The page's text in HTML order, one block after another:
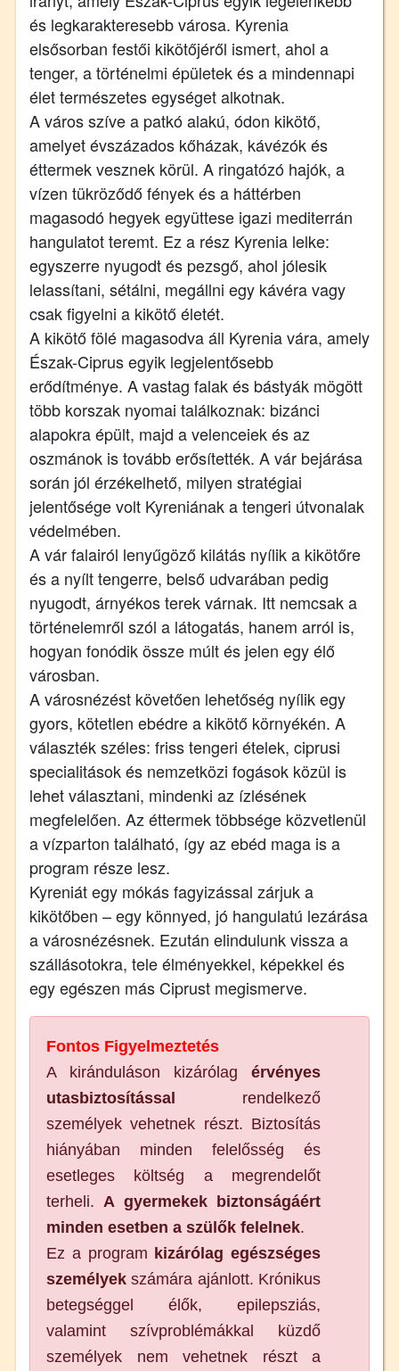
és legkarakteresebb városa. Kyrenia
elsősorban festői kikötőjéről ismert, ahol a
tenger, a történelmi épületek és a mindennapi
élet természetes egységet alkotnak.
A város szíve a patkó alakú, ódon kikötő,
amelyet évszázados kőházak, kávézók és
éttermek vesznek körül. A ringatózó hajók, a
vízen tükröződő fények és a háttérben
magasodó hegyek együttese igazi mediterrán
hangulatot teremt. Ez a rész Kyrenia lelke:
egyszerre nyugodt és pezsgő, ahol jólesik
lelassítani, sétálni, megállni egy kávéra vagy
csak figyelni a kikötő életét.
A kikötő fölé magasodva áll Kyrenia vára, amely
Észak-Ciprus egyik legjelentősebb
erődítménye. A vastag falak és bástyák mögött
több korszak nyomai találkoznak: bizánci
alapokra épült, majd a velenceiek és az
oszmánok is tovább erősítették. A vár bejárása
során jól érzékelhető, milyen stratégiai
jelentősége volt Kyreniának a tengeri útvonalak
védelmében.
A vár falairól lenyűgöző kilátás nyílik a kikötőre
és a nyílt tengerre, belső udvarában pedig
nyugodt, árnyékos terek várnak. Itt nemcsak a
történelemről szól a látogatás, hanem arról is,
hogyan fonódik össze múlt és jelen egy élő
városban.
A városnézést követően lehetőség nyílik egy
gyors, kötetlen ebédre a kikötő környékén. A
választék széles: friss tengeri ételek, ciprusi
specialitások és nemzetközi fogások közül is
lehet választani, mindenki az ízlésének
megfelelően. Az éttermek többsége közvetlenül
a vízparton található, így az ebéd maga is a
program része lesz.
Kyreniát egy mókás fagyizással zárjuk a
kikötőben – egy könnyed, jó hangulatú lezárása
a városnézésnek. Ezután elindulunk vissza a
szállásotokra, tele élményekkel, képekkel és
egy egészen más Ciprust megismerve.
Fontos Figyelmeztetés
A kiránduláson kizárólag érvényes
utasbiztosítással rendelkező
személyek vehetnek részt. Biztosítás
hiányában minden felelősség és
esetleges költség a megrendelőt
terheli. A gyermekek biztonságáért
minden esetben a szülők felelnek.
Ez a program kizárólag egészséges
személyek számára ajánlott. Krónikus
betegséggel élők, epilepsziás,
valamint szívproblémákkal küzdő
személyek nem vehetnek részt a